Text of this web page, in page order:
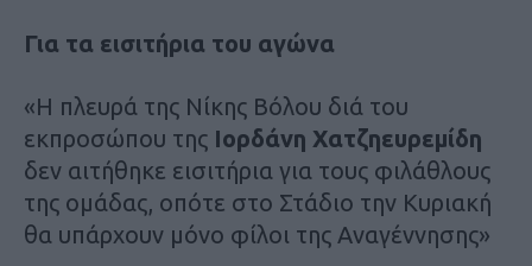
Για τα εισιτήρια του αγώνα
«Η πλευρά της Νίκης Βόλου διά του
εκπροσώπου της Ιορδάνη Χατζηευρεμίδη
δεν αιτήθηκε εισιτήρια για τους φιλάθλους
της ομάδας, οπότε στο Στάδιο την Κυριακή
θα υπάρχουν μόνο φίλοι της Αναγέννησης»